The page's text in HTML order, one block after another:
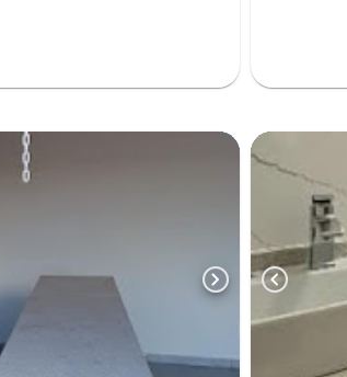
chevron_right chevron_left